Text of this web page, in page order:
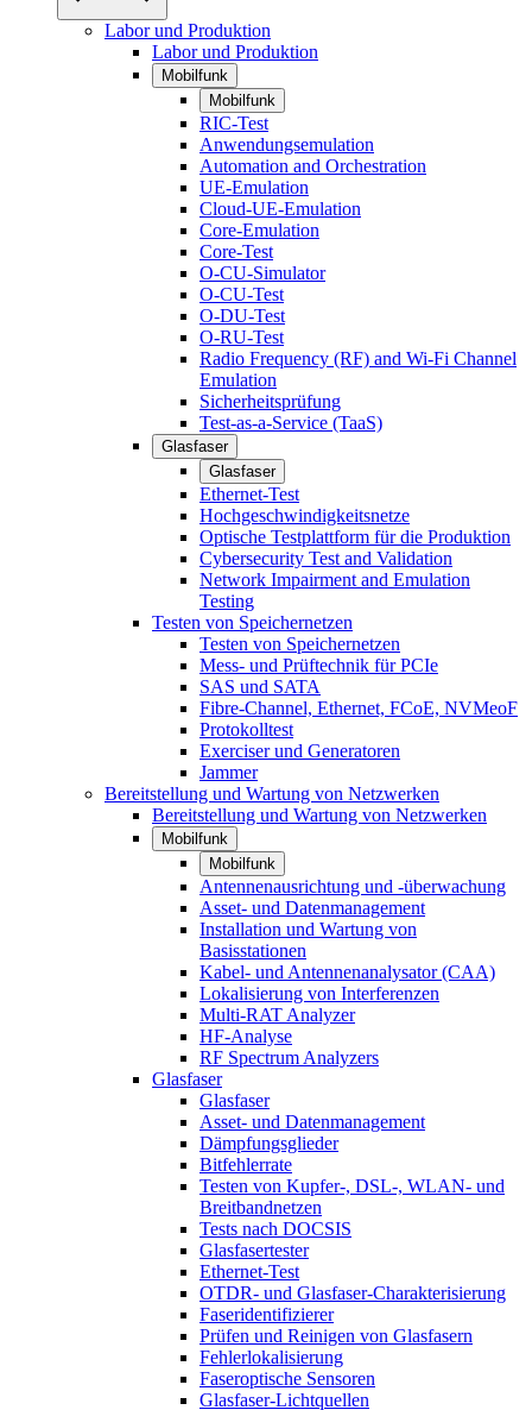
Labor und Produktion
Labor und Produktion
Mobilfunk
Mobilfunk
RIC-Test
Anwendungsemulation
Automation and Orchestration
UE-Emulation
Cloud-UE-Emulation
Core-Emulation
Core-Test
O-CU-Simulator
O-CU-Test
O-DU-Test
O-RU-Test
Radio Frequency (RF) and Wi-Fi Channel
Emulation
Sicherheitsprüfung
Test-as-a-Service (TaaS)
Glasfaser
Glasfaser
Ethernet-Test
Hochgeschwindigkeitsnetze
Optische Testplattform für die Produktion
Cybersecurity Test and Validation
Network Impairment and Emulation
Testing
Testen von Speichernetzen
Testen von Speichernetzen
Mess- und Prüftechnik für PCIe
SAS und SATA
Fibre-Channel, Ethernet, FCoE, NVMeoF
Protokolltest
Exerciser und Generatoren
Jammer
Bereitstellung und Wartung von Netzwerken
Bereitstellung und Wartung von Netzwerken
Mobilfunk
Mobilfunk
Antennenausrichtung und -überwachung
Asset- und Datenmanagement
Installation und Wartung von
Basisstationen
Kabel- und Antennenanalysator (CAA)
Lokalisierung von Interferenzen
Multi-RAT Analyzer
HF-Analyse
RF Spectrum Analyzers
Glasfaser
Glasfaser
Asset- und Datenmanagement
Dämpfungsglieder
Bitfehlerrate
Testen von Kupfer-, DSL-, WLAN- und
Breitbandnetzen
Tests nach DOCSIS
Glasfasertester
Ethernet-Test
OTDR- und Glasfaser-Charakterisierung
Faseridentifizierer
Prüfen und Reinigen von Glasfasern
Fehlerlokalisierung
Faseroptische Sensoren
Glasfaser-Lichtquellen